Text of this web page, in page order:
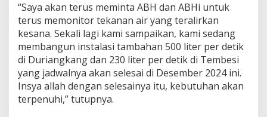
“Saya akan terus meminta ABH dan ABHi untuk
terus memonitor tekanan air yang teralirkan
kesana. Sekali lagi kami sampaikan, kami sedang
membangun instalasi tambahan 500 liter per detik
di Duriangkang dan 230 liter per detik di Tembesi
yang jadwalnya akan selesai di Desember 2024 ini.
Insya allah dengan selesainya itu, kebutuhan akan
terpenuhi,” tutupnya.